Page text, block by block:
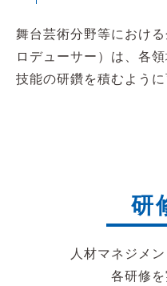
舞台芸術分野等におけ
ロデューサー）は、各
技能の研鑽を積むように
研
人材マネジメ
各研修を